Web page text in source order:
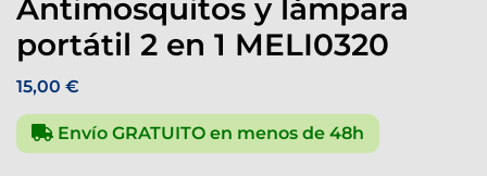
Antimosquitos y lámpara
portátil 2 en 1 MELI0320
15,00 €
Envío GRATUITO en menos de 48h